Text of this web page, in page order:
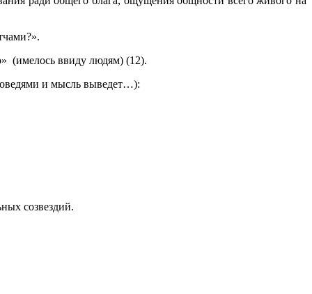
(имелось ввиду людям) (12).
и мысль выведет…):
созвездий.